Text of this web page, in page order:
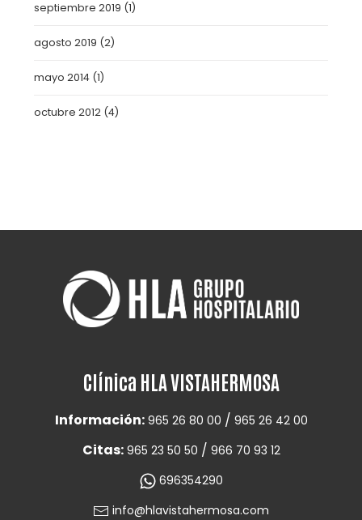
septiembre 2019 (1)
agosto 2019 (2)
mayo 2014 (1)
octubre 2012 (4)
Clínica HLA VISTAHERMOSA
Información: 965 26 80 00 / 965 26 42 00
Citas: 965 23 50 50 / 966 70 93 12
696354290
info@hlavistahermosa.com